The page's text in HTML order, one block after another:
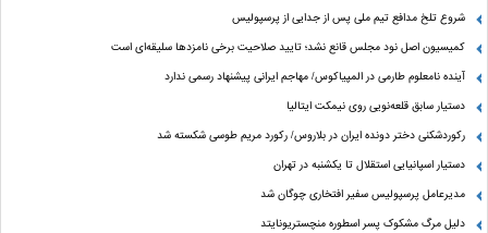
شروع تلخ مدافع تیم ملی پس از جدایی از پرسپولیس
کمیسیون اصل نود مجلس قانع نشد؛ تایید صلاحیت برخی نامزدها سلیقه‌ای است
آینده نامعلوم طارمی در المپیاکوس/ مهاجم ایرانی پیشنهاد رسمی ندارد
دستیار سابق قلعه‌نویی روی نیمکت ایتالیا
رکوردشکنی دختر دونده ایران در بلاروس/ رکورد مریم طوسی شکسته شد
دستیار اسپانیایی استقلال تا یکشنبه در تهران
مدیرعامل پرسپولیس سفیر افتخاری چوگان شد
دلیل مرگ مشکوک پسر اسطوره منچستریونایتد